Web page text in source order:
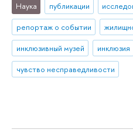
Наука публикации
репортаж о событии
инклюзивный музей
инклюзия
чувство несправедливости